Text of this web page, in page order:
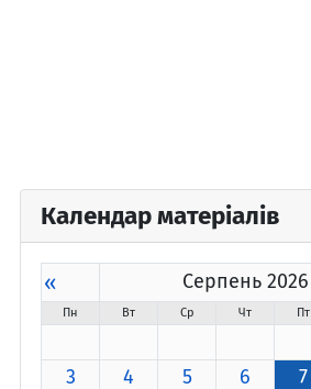
Календар матеріалів
« Серпень 2026
Пн Вт Ср Чт Пт
3
4 5 6 7